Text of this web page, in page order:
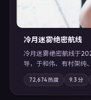
冷月迷雾·绝密航线
冷月迷雾·绝密航线于
导，于和伟、有村架纯
轴，记忆碎片重组后，
影与配乐强化地域气质
剧在线看」延展检索同
72,674热度 9.3 分